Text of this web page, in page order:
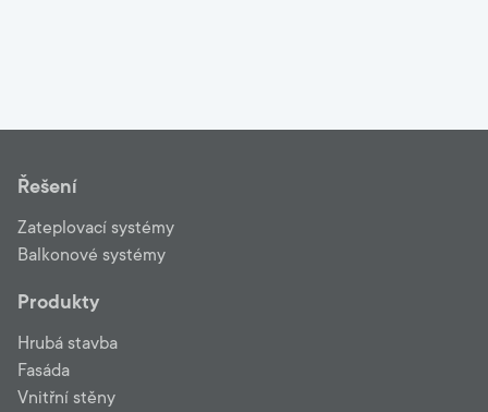
Řešení
Zateplovací systémy
Balkonové systémy
Produkty
Hrubá stavba
Fasáda
Vnitřní stěny